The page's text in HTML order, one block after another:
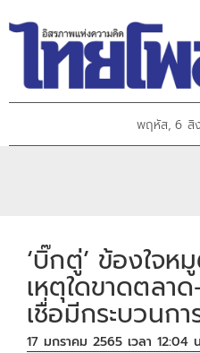
พฤหัส, 6 สิ
‘บิ๊กตู่’ ข้องใจห
เหตุใดขาดตลา
เชื่อมีกระบวนก
17 มกราคม 2565 เวลา 12:04